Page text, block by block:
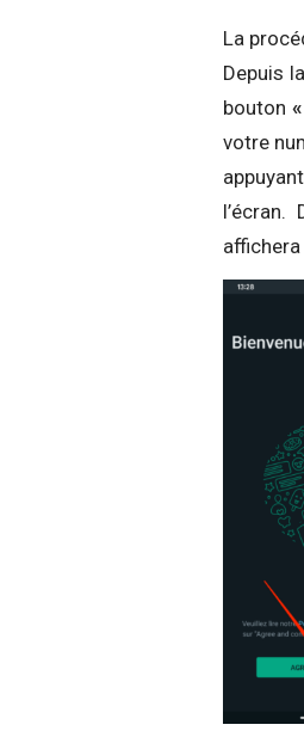
La
Depuis
bouton
votre
affichera